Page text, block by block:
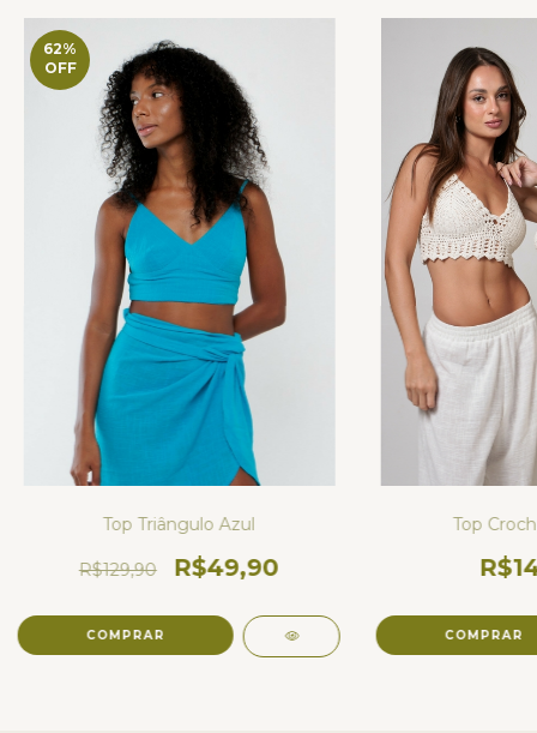
62%
OFF
Top Triângulo Azul
R$129,90 R$49,90
COMPRAR
Top